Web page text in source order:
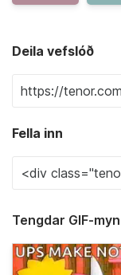
Deila vefslóð
Fella inn
Tengdar GIF-